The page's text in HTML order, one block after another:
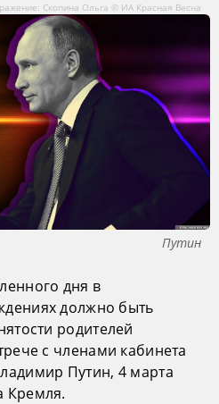
Скопина Ольга © ИА Красная Весна
Путин
дня в
должно быть
родителей
с членами кабинета
Путин, 4 марта
Кремля.